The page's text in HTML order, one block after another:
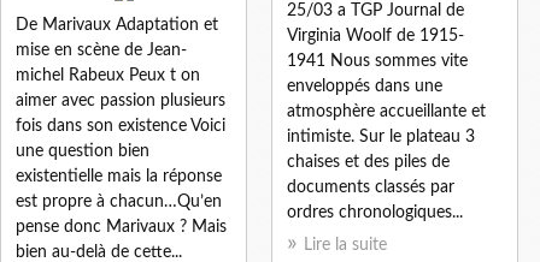
25/03 a TGP Journal de
Virginia Woolf de 1915-
1941 Nous sommes vite
enveloppés dans une
atmosphère accueillante et
intimiste. Sur le plateau 3
chaises et des piles de
documents classés par
ordres chronologiques...
Lire la suite
De Marivaux Adaptation et
mise en scène de Jean-
michel Rabeux Peux t on
aimer avec passion plusieurs
fois dans son existence Voici
une question bien
existentielle mais la réponse
est propre à chacun…Qu’en
pense donc Marivaux ? Mais
bien au-delà de cette...